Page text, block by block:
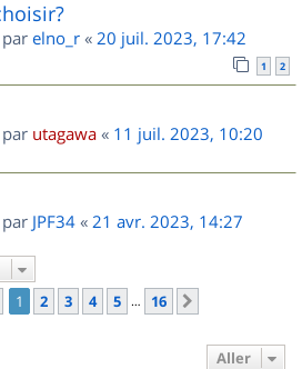
elno_r « 20 juil. 2023, 17:42
1 2
utagawa « 11 juil. 2023, 10:20
JPF34 « 21 avr. 2023, 14:27
Page 1sur
1 2 3 4 5 … 16
Aller